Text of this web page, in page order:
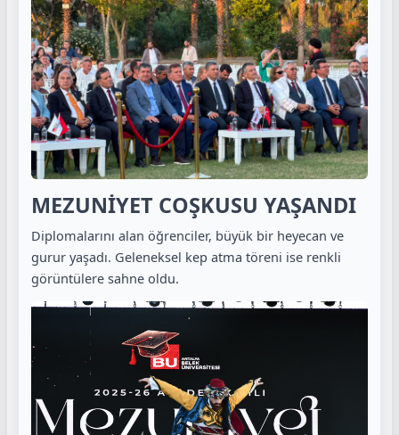
MEZUNİYET COŞKUSU YAŞANDI
Diplomalarını alan öğrenciler, büyük bir heyecan ve
gurur yaşadı. Geleneksel kep atma töreni ise renkli
görüntülere sahne oldu.